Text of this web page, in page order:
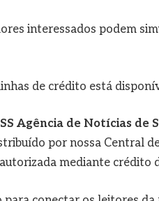
interessados podem
de crédito está
Agência de Notícias de
por nossa Central
mediante crédito